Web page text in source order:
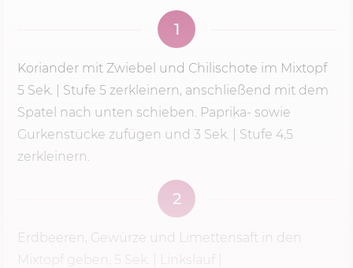
1
Koriander mit Zwiebel und Chilischote im Mixtopf
5 Sek.
Stufe 5 zerkleinern, anschließend mit dem
Spatel nach unten schieben. Paprika- sowie
Gurkenstücke zufügen und 3 Sek. | Stufe 4,5
zerkleinern.
2
Erdbeeren, Gewürze und Limettensaft in den
Mixtopf geben,
5 Sek.
| Linkslauf |